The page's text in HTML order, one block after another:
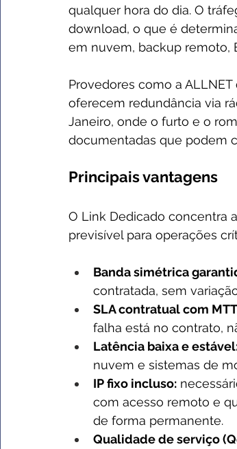
qualquer hora do dia. O
download, o que é
em nuvem, backup remoto,
Provedores como a
oferecem redundância via
Janeiro, onde o furto e o
documentadas que podem
Principais vantagens
O Link Dedicado concentra
previsível para operações
Banda simétrica
contratada, sem
SLA contratual com
falha está no contrato,
Latência baixa e
nuvem e sistemas de
IP fixo incluso:
com acesso remoto e
de forma permanente.
Qualidade de serviço